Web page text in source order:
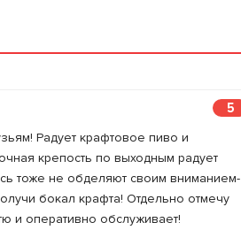
5
Радует крафтовое пиво и
крепость по выходным радует
тоже не обделяют своим вниманием-
бокал крафта! Отдельно отмечу
и оперативно обслуживает!